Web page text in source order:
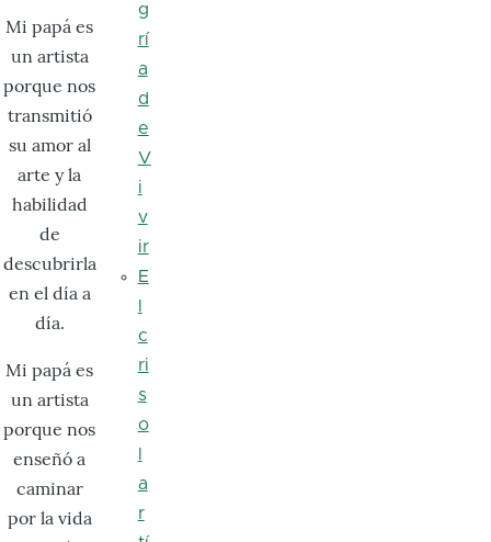
Mi papá es
un artista
porque nos
transmitió
su amor al
arte y la
habilidad
de
descubrirla
en el día a
día.
Mi papá es
un artista
porque nos
enseñó a
caminar
por la vida
g
rí
a
d
e
V
i
v
ir
E
c
ri
s
o
a
r